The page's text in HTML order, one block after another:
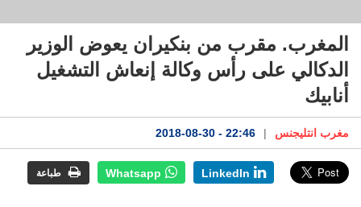
المغرب. مقرب من بنكيران يعوض الوزير
الدكالي على رأس وكالة إنعاش التشغيل
أنابيك
مغرب انتليجنس |
22:46 - 2018-08-30
LinkedIn
Whatsapp طباعة